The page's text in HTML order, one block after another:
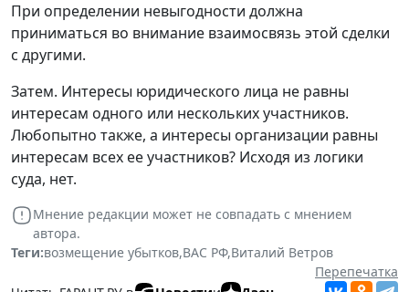
При определении невыгодности должна
приниматься во внимание взаимосвязь этой сделки
с другими.
Затем. Интересы юридического лица не равны
интересам одного или нескольких участников.
Любопытно также, а интересы организации равны
интересам всех ее участников? Исходя из логики
суда, нет.
Мнение редакции может не совпадать с мнением
автора.
Теги:возмещение убытков,ВАС РФ,Виталий Ветров
Перепечатка